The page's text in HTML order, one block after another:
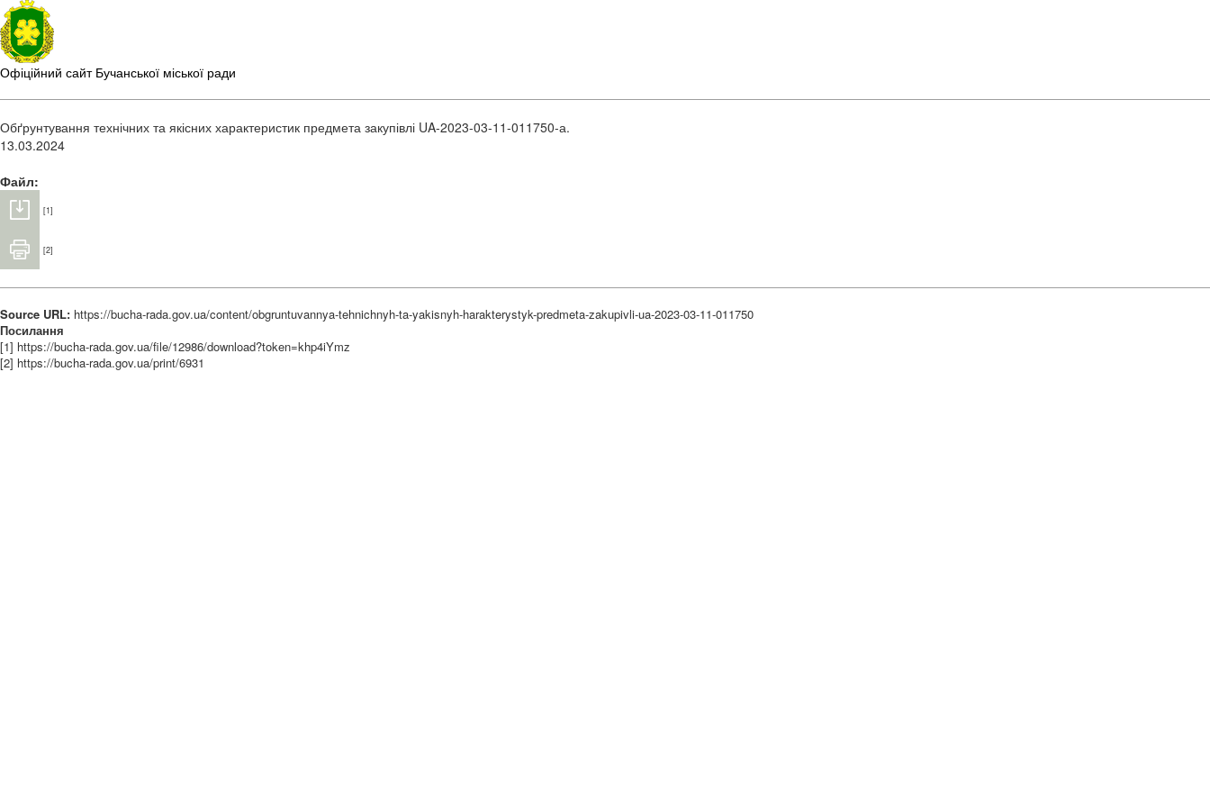
Офіційний сайт Бучанської міської ради
Обґрунтування технічних та якісних характеристик предмета закупівлі UA-2023-03-11-011750-а.
13.03.2024
Файл:
[1]
[2]
Source URL: https://bucha-rada.gov.ua/content/obgruntuvannya-tehnichnyh-ta-yakisnyh-harakterystyk-predmeta-zakupivli-ua-2023-03-11-011750
Посилання
[1] https://bucha-rada.gov.ua/file/12986/download?token=khp4iYmz
[2] https://bucha-rada.gov.ua/print/6931